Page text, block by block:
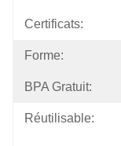
Certificats:
Forme:
BPA Gratuit:
Réutilisable: